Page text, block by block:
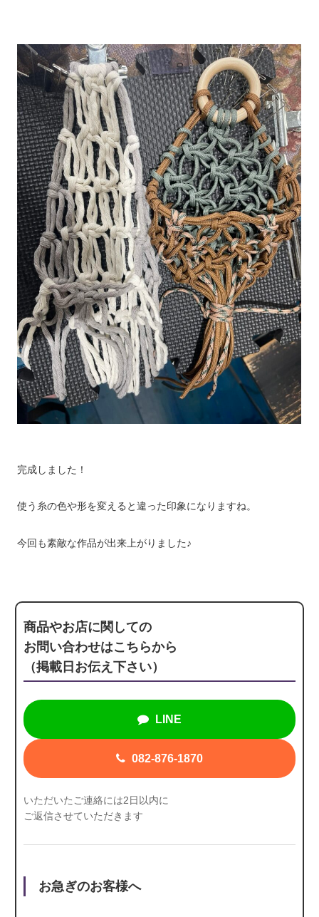
完成しました！
使う糸の色や形を変えると違った印象になりますね。
今回も素敵な作品が出来上がりました♪
商品やお店に関しての
お問い合わせはこちらから
（掲載日お伝え下さい）
LINE
082-876-1870
いただいたご連絡には2日以内に
ご返信させていただきます
お急ぎのお客様へ